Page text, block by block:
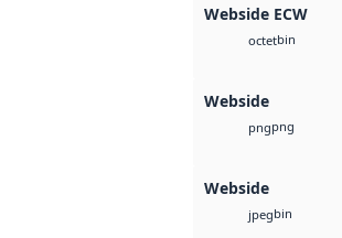
Webside ECW
octetbin
Webside
pngpng
Webside
jpegbin